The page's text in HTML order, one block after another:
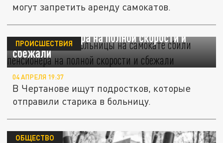
могут запретить аренду самокатов.
В Москве две школьницы на самокате
сбили пенсионера на полной скорости и
сбежали
ПРОИСШЕСТВИЯ
04 АПРЕЛЯ 19:37
В Чертанове ищут подростков, которые
отправили старика в больницу.
ОБЩЕСТВО